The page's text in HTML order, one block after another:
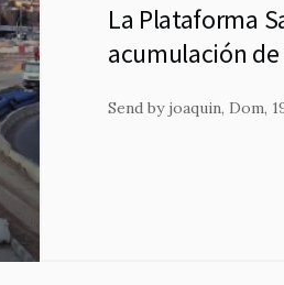
La Plataforma
acumulación
Send by joaquin, Dom,